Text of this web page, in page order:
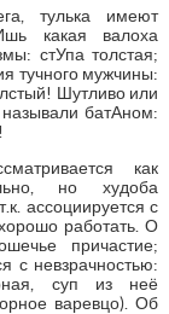
тулька имеют
какая валоха
стУпа толстая;
тучного мужчины:
Шутливо или
батАном:
как
но худоба
ассоциируется с
работать. О
причастие;
с невзрачностью:
суп из неё
варевцо). Об